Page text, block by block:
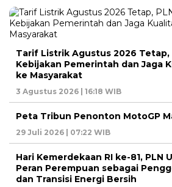
Tarif Listrik Agustus 2026 Tetap,
Kebijakan Pemerintah dan Jaga
ke Masyarakat
3 Agustus 2026 | 16:18 WIB
Peta Tribun Penonton MotoGP
29 Juli 2026 | 07:22 WIB
Hari Kemerdekaan RI ke-81, PLN
Peran Perempuan sebagai
dan Transisi Energi Bersih